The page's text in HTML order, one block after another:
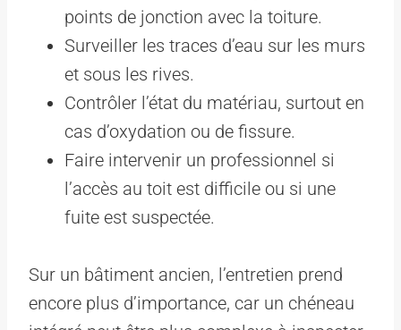
points de jonction avec la toiture.
Surveiller les traces d’eau sur les murs
et sous les rives.
Contrôler l’état du matériau, surtout en
cas d’oxydation ou de fissure.
Faire intervenir un professionnel si
l’accès au toit est difficile ou si une
fuite est suspectée.
Sur un bâtiment ancien, l’entretien prend
encore plus d’importance, car un chéneau